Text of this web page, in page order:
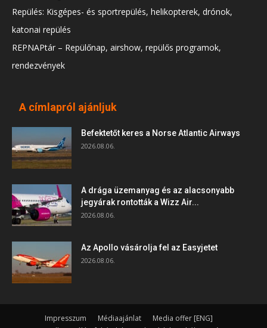
Repülés: Kisgépes- és sportrepülés, helikopterek, drónok,
katonai repülés
REPNAPtár – Repülőnap, airshow, repülős programok,
rendezvények
A címlapról ajánljuk
Befektetőt keres a Norse Atlantic Airways
2026.08.06.
A drága üzemanyag és az alacsonyabb
jegyárak rontották a Wizz Air...
2026.08.06.
Az Apollo vásárolja fel az Easyjetet
2026.08.06.
Impresszum Médiaajánlat
Media offer [ENG]